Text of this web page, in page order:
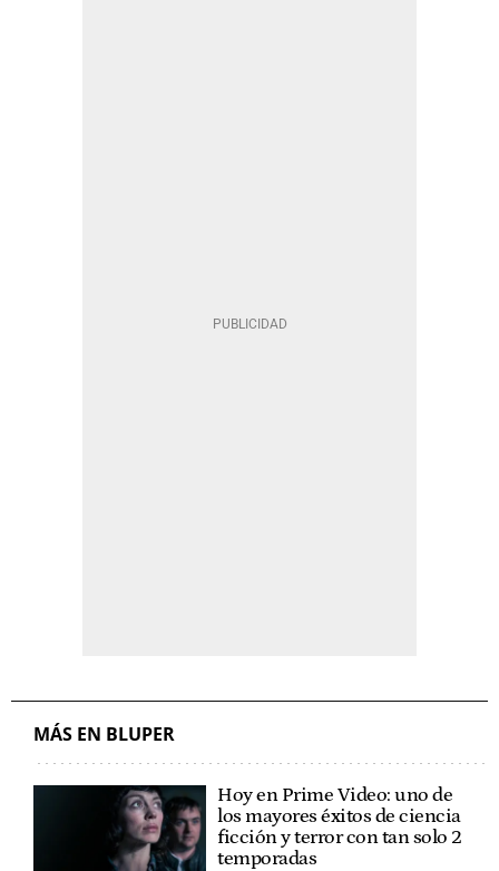
MÁS EN BLUPER
Hoy en Prime Video: uno de
los mayores éxitos de ciencia
ficción y terror con tan solo 2
temporadas